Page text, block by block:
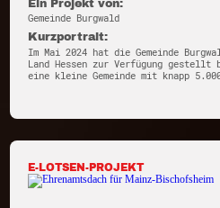
Ein Projekt von:
Gemeinde Burgwald
Kurzportrait:
Im Mai 2024 hat die Gemeinde
Land Hessen zur Verfügung gestellt
eine kleine Gemeinde mit knapp
E-LOTSEN-PROJEKT